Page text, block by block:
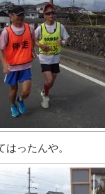
ったんや。